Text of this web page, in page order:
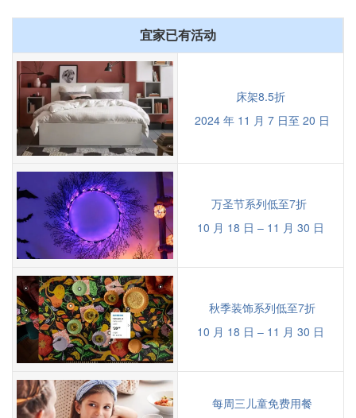
宜家已有活动
床架8.5折
2024 年 11 月 7 日至 20 日
万圣节系列低至7折
10 月 18 日 – 11 月 30 日
秋季装饰系列低至7折
10 月 18 日 – 11 月 30 日
每周三儿童免费用餐